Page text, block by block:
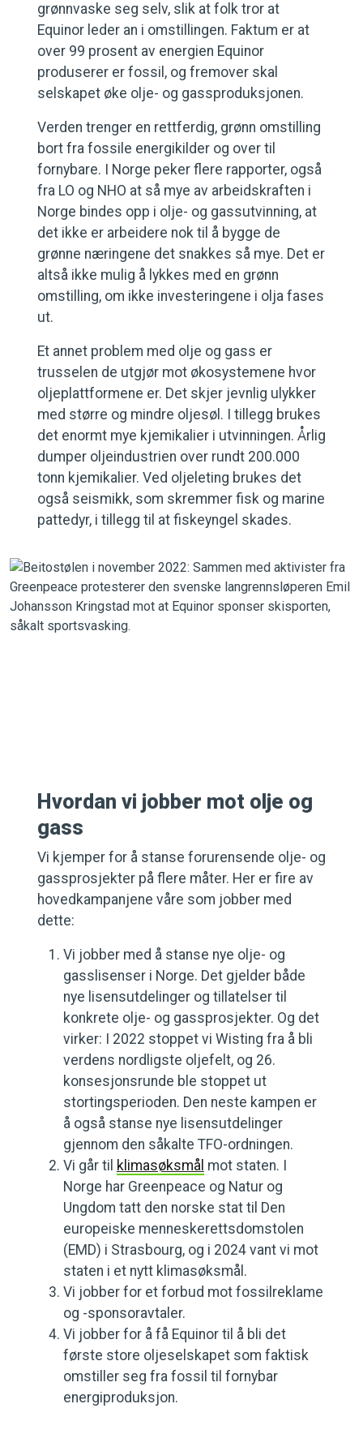
grønnvaske seg selv, slik at folk tror at
Equinor leder an i omstillingen. Faktum er at
over 99 prosent av energien Equinor
produserer er fossil, og fremover skal
selskapet øke olje- og gassproduksjonen.
Verden trenger en rettferdig, grønn omstilling
bort fra fossile energikilder og over til
fornybare. I Norge peker flere rapporter, også
fra LO og NHO at så mye av arbeidskraften i
Norge bindes opp i olje- og gassutvinning, at
det ikke er arbeidere nok til å bygge de
grønne næringene det snakkes så mye. Det er
altså ikke mulig å lykkes med en grønn
omstilling, om ikke investeringene i olja fases
ut.
Et annet problem med olje og gass er
trusselen de utgjør mot økosystemene hvor
oljeplattformene er. Det skjer jevnlig ulykker
med større og mindre oljesøl. I tillegg brukes
det enormt mye kjemikalier i utvinningen. Årlig
dumper oljeindustrien over rundt 200.000
tonn kjemikalier. Ved oljeleting brukes det
også seismikk, som skremmer fisk og marine
pattedyr, i tillegg til at fiskeyngel skades.
Hvordan vi jobber mot olje og
gass
Vi kjemper for å stanse forurensende olje- og
gassprosjekter på flere måter. Her er fire av
hovedkampanjene våre som jobber med
dette:
Vi jobber med å stanse nye olje- og
gasslisenser i Norge. Det gjelder både
nye lisensutdelinger og tillatelser til
konkrete olje- og gassprosjekter. Og det
virker: I 2022 stoppet vi Wisting fra å bli
verdens nordligste oljefelt, og 26.
konsesjonsrunde ble stoppet ut
stortingsperioden. Den neste kampen er
å også stanse nye lisensutdelinger
gjennom den såkalte TFO-ordningen.
Vi går til klimasøksmål mot staten. I
Norge har Greenpeace og Natur og
Ungdom tatt den norske stat til Den
europeiske menneskerettsdomstolen
(EMD) i Strasbourg, og i 2024 vant vi mot
staten i et nytt klimasøksmål.
Vi jobber for et forbud mot fossilreklame
og -sponsoravtaler.
Vi jobber for å få Equinor til å bli det
første store oljeselskapet som faktisk
omstiller seg fra fossil til fornybar
energiproduksjon.